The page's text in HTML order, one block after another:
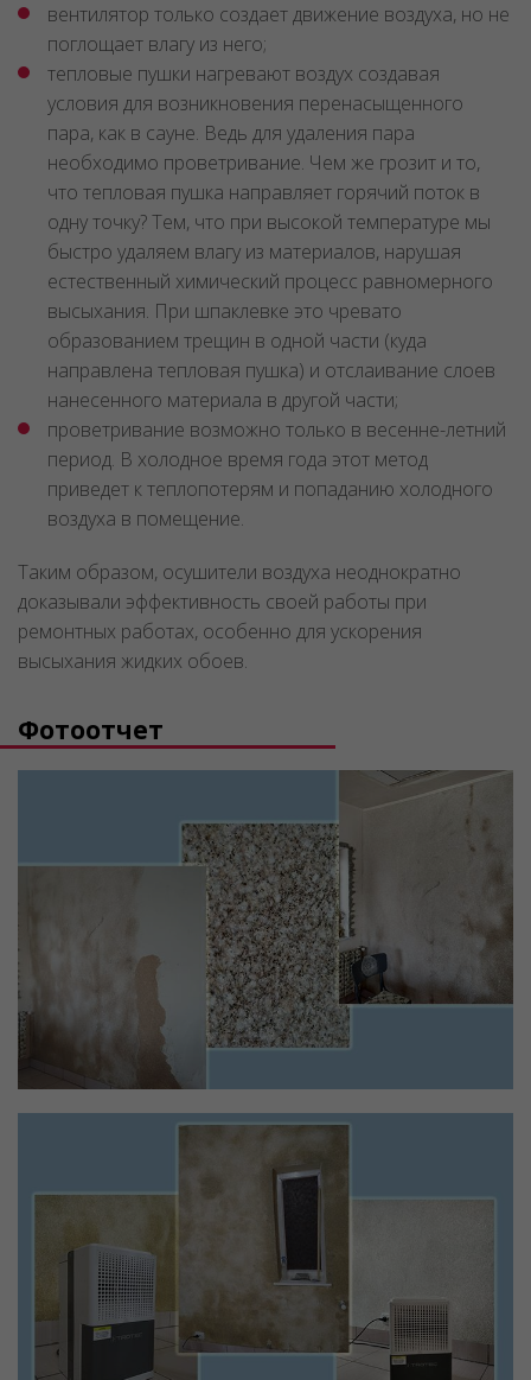
вентилятор только создает движение воздуха, но не
поглощает влагу из него;
тепловые пушки нагревают воздух создавая
условия для возникновения перенасыщенного
пара, как в сауне. Ведь для удаления пара
необходимо проветривание. Чем же грозит и то,
что тепловая пушка направляет горячий поток в
одну точку? Тем, что при высокой температуре мы
быстро удаляем влагу из материалов, нарушая
естественный химический процесс равномерного
высыхания. При шпаклевке это чревато
образованием трещин в одной части (куда
направлена тепловая пушка) и отслаивание слоев
нанесенного материала в другой части;
проветривание возможно только в весенне-летний
период. В холодное время года этот метод
приведет к теплопотерям и попаданию холодного
воздуха в помещение.
Таким образом, осушители воздуха неоднократно
доказывали эффективность своей работы при
ремонтных работах, особенно для ускорения
высыхания жидких обоев.
Фотоотчет